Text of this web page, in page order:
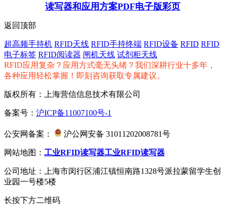
读写器和应用方案PDF电子版彩页
返回顶部
超高频手持机 RFID天线 RFID手持终端 RFID设备 RFID RFID
电子标签 RFID阅读器 闸机天线 试剂柜天线
RFID应用复杂？应用方式毫无头绪？我们深耕行业十多年，
各种应用轻松掌握！即刻咨询获取专属建议。
版权所有：上海营信信息技术有限公司
备案号： 沪ICP备11007100号-1
公安网备案： 沪公网安备 31011202008781号
网站地图： 工业RFID读写器工业RFID读写器
公司地址：上海市闵行区浦江镇恒南路1328号派拉蒙留学生创
业园一号楼5楼
长按下方二维码